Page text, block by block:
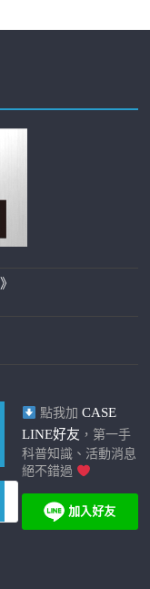
點我加 CASE
LINE好友 ，第一手
科普知識、活動消息
絕不錯過